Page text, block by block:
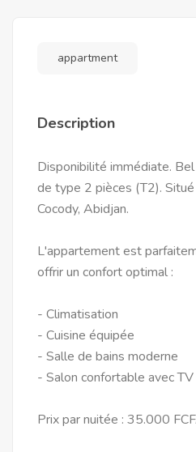
appartment
Description
Disponibilité immédiate.
de type 2 pièces (T2).
Cocody, Abidjan.
L'appartement est
offrir un confort optimal :
- Climatisation
- Cuisine équipée
- Salle de bains moderne
- Salon confortable avec TV
Prix par nuitée : 35.000